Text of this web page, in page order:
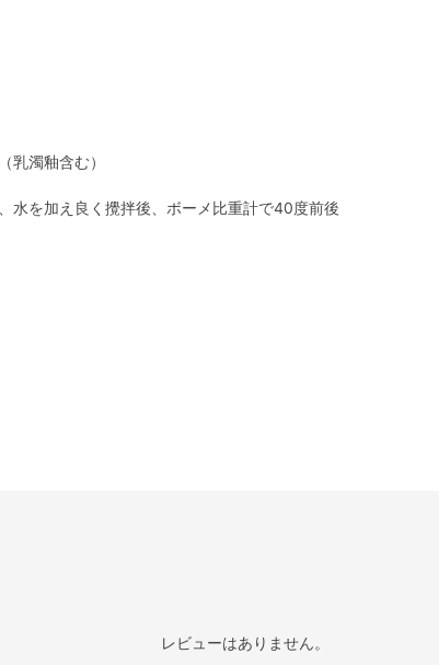
乳濁釉含む）
水を加え良く攪拌後、ボーメ比重計で40度前後
レビューはありません。